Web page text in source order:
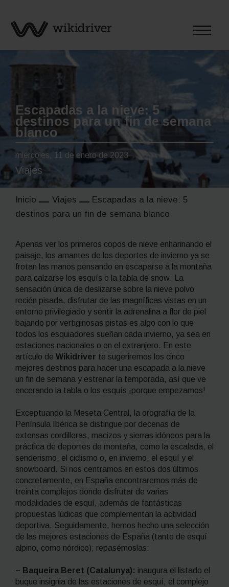
Escapadas a la nieve: 5
destinos para un fin de semana
blanco
miércoles, 11 de enero de 2023
Viajes
Inicio Viajes
Escapadas a la nieve: 5
destinos para un fin de semana blanco
Apenas ver los primeros copos de nieve enharinando el
paisaje, los amantes de los deportes de invierno ya se
frotan las manos pensando en escaparse a la montaña
para calzarse los esquís o la tabla de snow. La
sensación única de deslizarse sobre la nieve polvo
recién pisada, disfrutar de las magníficas vistas en un
entorno privilegiado y sentir la adrenalina a flor de piel
bajando por vertiginosas pistas es algo con lo que
todos los esquiadores sueñan cada invierno, ya sea en
estaciones nacionales o en el extranjero. En este
artículo de Wikidriver te sugeriremos los cinco
mejores destinos para hacer una escapada a la nieve
un fin de semana y estrenar la temporada, así que ve
encerando la tabla o los esquís ¡porque empezamos!
Exceptuando la Meseta Central, la orografía de la
Península Ibérica se distingue por decenas de
extensas cordilleras, macizos y sierras idóneos para la
práctica de deportes de montaña, como la escalada, el
senderismo, el ciclismo o, en invierno, el esquí y el
snowboard . Si nos centramos en estos dos últimos
concretamente, en España encontraremos más de
treinta complejos donde disfrutar de varias
modalidades de esquí, además de fantásticas
propuestas lúdicas que complementan la actividad
deportiva. Seguidamente, hemos hecho una selección
de las mejores estaciones de España (tanto de esquí
alpino, como nórdico); repasémoslas:
– Baqueira Beret (Catalunya): inaugura el listado el
buque insignia de las estaciones de esquí, el complejo